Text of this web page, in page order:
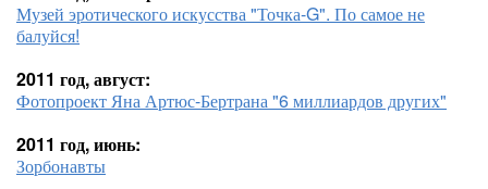
Музей эротического искусства "Точка-G". По самое не
балуйся!
2011 год, август:
Фотопроект Яна Артюс-Бертрана "6 миллиардов других"
2011 год, июнь:
Зорбонавты